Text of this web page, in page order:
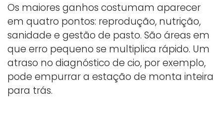
Os maiores ganhos costumam aparecer
em quatro pontos: reprodução, nutrição,
sanidade e gestão de pasto. São áreas em
que erro pequeno se multiplica rápido. Um
atraso no diagnóstico de cio, por exemplo,
pode empurrar a estação de monta inteira
para trás.